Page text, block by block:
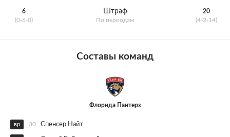
6
(0-6-0)
Штраф
По периодам
20
(4-2-14)
Составы команд
Флорида Пантерз
вр 30 Спенсер Найт